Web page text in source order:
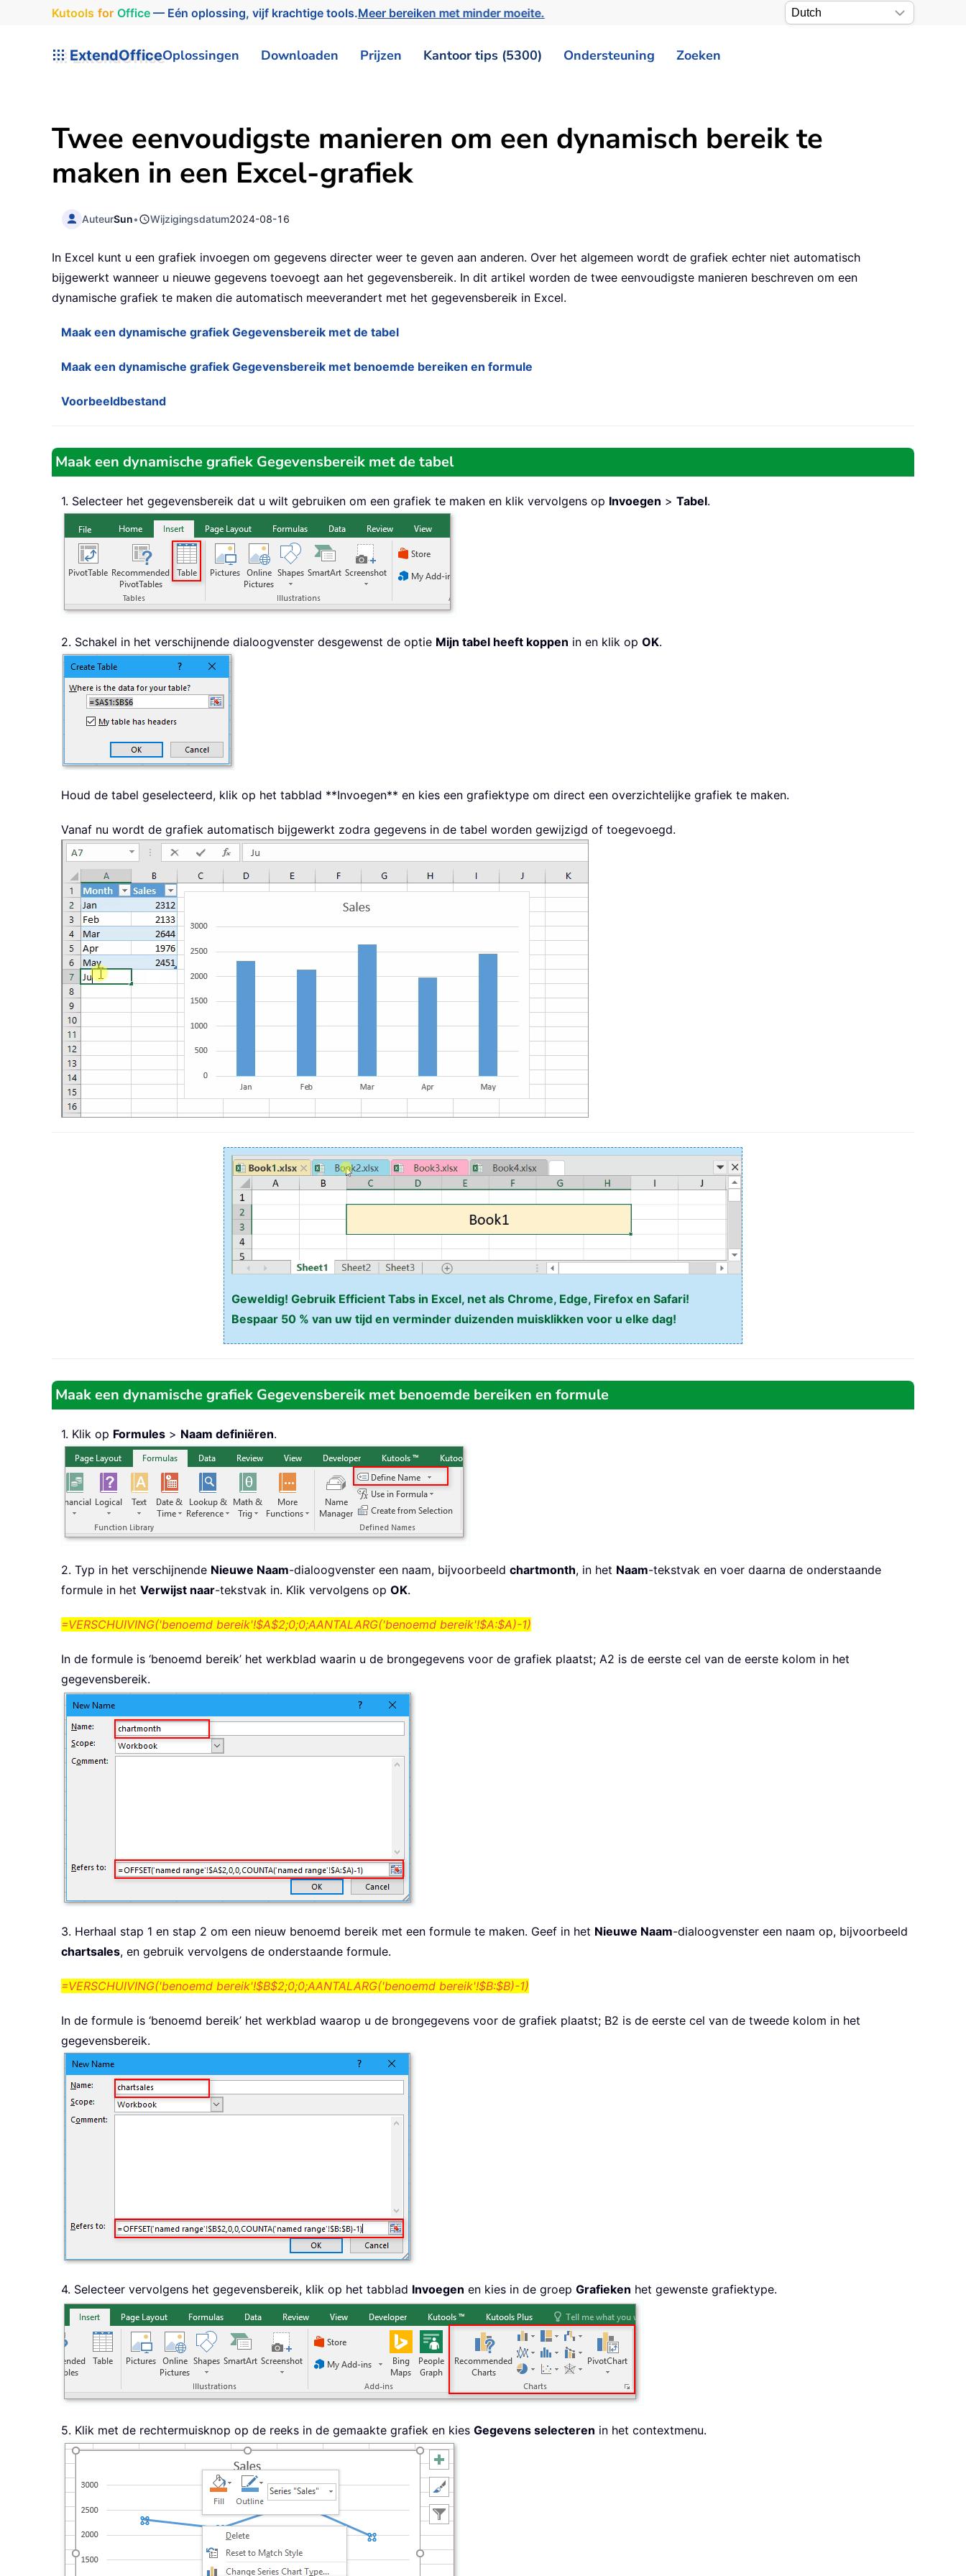
Kutools for Office— Eén oplossing, vijf krachtige tools.Meer bereiken met minder moeite.
ExtendOfficeOplossingen Downloaden Prijzen Kantoor tips (5300) Ondersteuning Zoeken
Twee eenvoudigste manieren om een dynamisch bereik te
maken in een Excel-grafiek
AuteurSun• Wijzigingsdatum2024-08-16
In Excel kunt u een grafiek invoegen om gegevens directer weer te geven aan anderen. Over het algemeen wordt de grafiek echter niet automatisch
bijgewerkt wanneer u nieuwe gegevens toevoegt aan het gegevensbereik. In dit artikel worden de twee eenvoudigste manieren beschreven om een
dynamische grafiek te maken die automatisch meeverandert met het gegevensbereik in Excel.
Maak een dynamische grafiek Gegevensbereik met de tabel
Maak een dynamische grafiek Gegevensbereik met benoemde bereiken en formule
Voorbeeldbestand
Maak een dynamische grafiek Gegevensbereik met de tabel
1. Selecteer het gegevensbereik dat u wilt gebruiken om een grafiek te maken en klik vervolgens op Invoegen > Tabel.
2. Schakel in het verschijnende dialoogvenster desgewenst de optie Mijn tabel heeft koppen in en klik op OK.
Houd de tabel geselecteerd, klik op het tabblad **Invoegen** en kies een grafiektype om direct een overzichtelijke grafiek te maken.
Vanaf nu wordt de grafiek automatisch bijgewerkt zodra gegevens in de tabel worden gewijzigd of toegevoegd.
Geweldig! Gebruik Efficient Tabs in Excel, net als Chrome, Edge, Firefox en Safari!
Bespaar 50 % van uw tijd en verminder duizenden muisklikken voor u elke dag!
Maak een dynamische grafiek Gegevensbereik met benoemde bereiken en formule
1. Klik op Formules > Naam definiëren.
2. Typ in het verschijnende Nieuwe Naam-dialoogvenster een naam, bijvoorbeeld chartmonth, in het Naam-tekstvak en voer daarna de onderstaande
formule in het Verwijst naar-tekstvak in. Klik vervolgens op OK.
=VERSCHUIVING('benoemd bereik'!$A$2;0;0;AANTALARG('benoemd bereik'!$A:$A)-1)
In de formule is ‘benoemd bereik’ het werkblad waarin u de brongegevens voor de grafiek plaatst; A2 is de eerste cel van de eerste kolom in het
gegevensbereik.
3. Herhaal stap 1 en stap 2 om een nieuw benoemd bereik met een formule te maken. Geef in het Nieuwe Naam-dialoogvenster een naam op, bijvoorbeeld
chartsales, en gebruik vervolgens de onderstaande formule.
=VERSCHUIVING('benoemd bereik'!$B$2;0;0;AANTALARG('benoemd bereik'!$B:$B)-1)
In de formule is ‘benoemd bereik’ het werkblad waarop u de brongegevens voor de grafiek plaatst; B2 is de eerste cel van de tweede kolom in het
gegevensbereik.
4. Selecteer vervolgens het gegevensbereik, klik op het tabblad Invoegen en kies in de groep Grafieken het gewenste grafiektype.
5. Klik met de rechtermuisknop op de reeks in de gemaakte grafiek en kies Gegevens selecteren in het contextmenu.